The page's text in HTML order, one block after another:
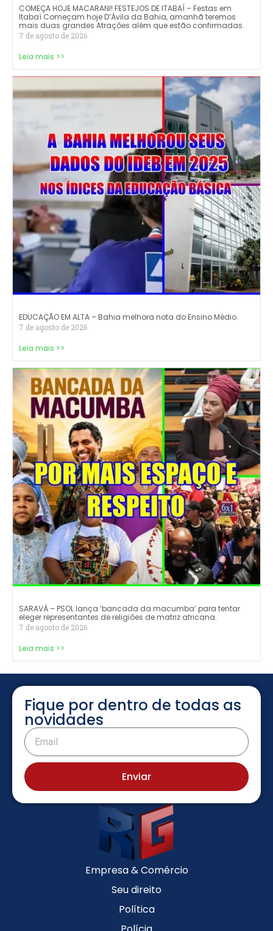
COMEÇA HOJE MACARANI! FESTEJOS DE ITABAÍ – Festas em
Itabaí Começam hoje D’Ávila da Bahia, amanhã teremos
mais duas grandes Atrações além que estão confirmadas.
7 de agosto de 2026
Leia mais >>
EDUCAÇÃO EM ALTA – Bahia melhora nota do Ensino Médio.
7 de agosto de 2026
Leia mais >>
SARAVÁ – PSOL lança ‘bancada da macumba’ para tentar
eleger representantes de religiões de matriz africana.
7 de agosto de 2026
Leia mais >>
Fique por dentro de todas as
novidades
Enviar
Empresa & Comércio
Seu direito
Política